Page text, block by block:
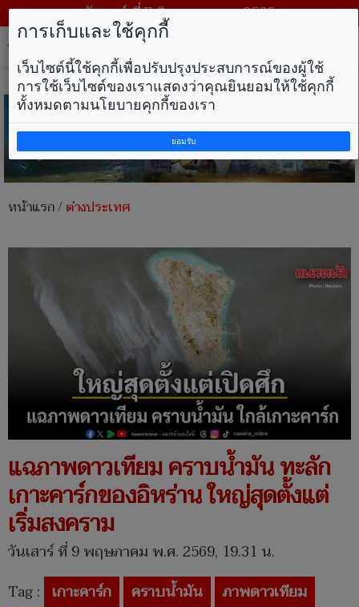
วันศุกร์ ที่ 7 สิงหาคม พ.ศ. 2569
หน้าแรก/ต่างประเทศ
แฉภาพดาวเทียม คราบน้ำมัน ทะลัก
เกาะคาร์กของอิหร่าน ใหญ่สุดตั้งแต่
เริ่มสงคราม
วันเสาร์ ที่ 9 พฤษภาคม พ.ศ. 2569, 19.31 น.
Tag : เกาะคาร์ก คราบน้ำมัน
ภาพดาวเทียม
การเก็บและใช้คุกกี้
เว็บไซต์นี้ใช้คุกกี้เพื่อปรับปรุงประสบการณ์ของผู้ใช้
การใช้เว็บไซต์ของเราแสดงว่าคุณยินยอมให้ใช้คุกกี้
ทั้งหมดตามนโยบายคุกกี้ของเรา
ยอมรับ